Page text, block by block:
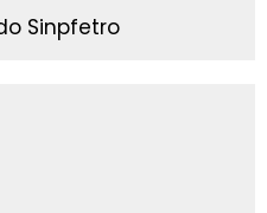
Sinpfetro